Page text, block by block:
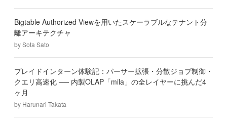
Bigtable Authorized Viewを用いたスケーラブルなテナント分
離アーキテクチャ
bySota Sato
プレイドインターン体験記：パーサー拡張・分散ジョブ制御・
クエリ高速化 ── 内製OLAP「mila」の全レイヤーに挑んだ4
ヶ月
by Harunari Takata